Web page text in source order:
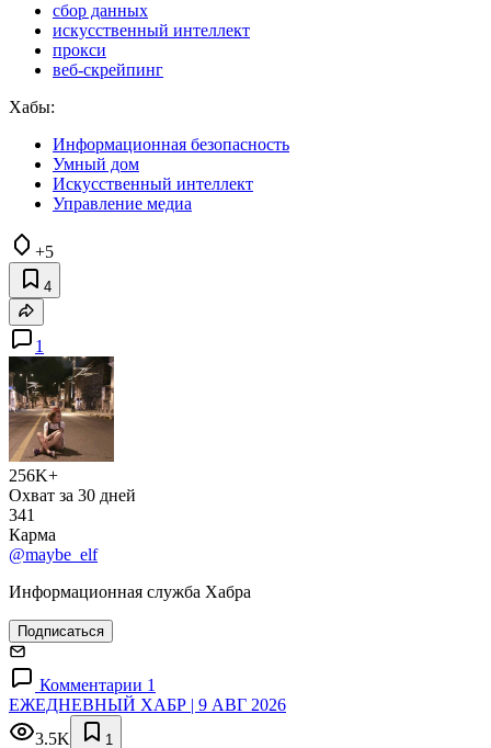
сбор данных
искусственный интеллект
прокси
веб-скрейпинг
Хабы:
Информационная безопасность
Умный дом
Искусственный интеллект
Управление медиа
+5
4
1
256K+
Охват за 30 дней
341
Карма
@maybe_elf
Информационная служба Хабра
Подписаться
Комментарии 1
ЕЖЕДНЕВНЫЙ ХАБР | 9 АВГ 2026
3.5K
1